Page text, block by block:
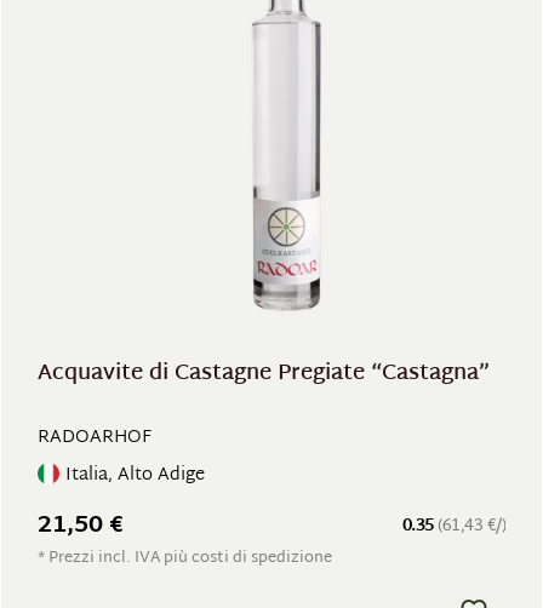
Acquavite di Castagne Pregiate “Castagna”
RADOARHOF
Italia, Alto Adige
0.35(61,43 €/)
21,50 €
* Prezzi incl. IVA più costi di spedizione